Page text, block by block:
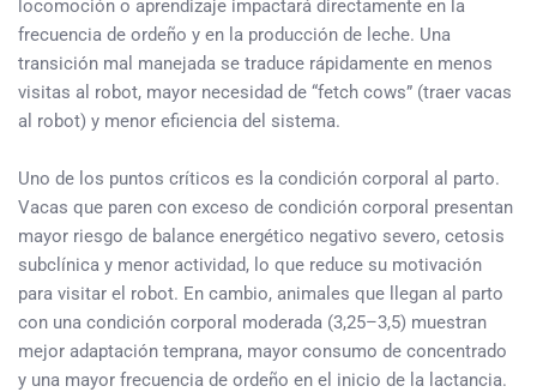
locomoción o aprendizaje impactará directamente en la
frecuencia de ordeño y en la producción de leche. Una
transición mal manejada se traduce rápidamente en menos
visitas al robot, mayor necesidad de “fetch cows” (traer vacas
al robot) y menor eficiencia del sistema.
Uno de los puntos críticos es la condición corporal al parto.
Vacas que paren con exceso de condición corporal presentan
mayor riesgo de balance energético negativo severo, cetosis
subclínica y menor actividad, lo que reduce su motivación
para visitar el robot. En cambio, animales que llegan al parto
con una condición corporal moderada (3,25–3,5) muestran
mejor adaptación temprana, mayor consumo de concentrado
y una mayor frecuencia de ordeño en el inicio de la lactancia.